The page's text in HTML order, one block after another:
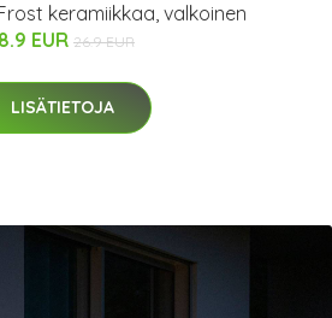
keramiikkaa, valkoinen
EUR 26.9 EUR
LISÄTIETOJA